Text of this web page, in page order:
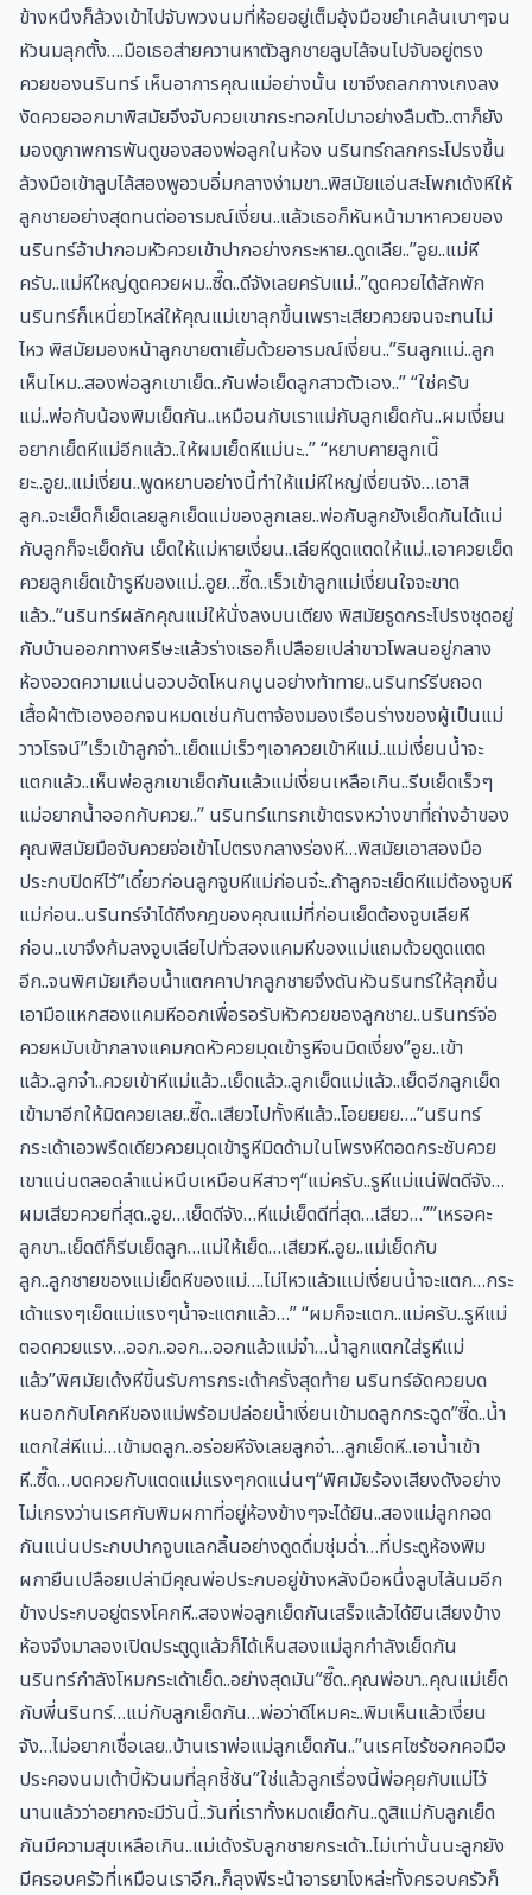
ข้างหนึงก็ล้วงเข้าไปจับพวงนมที่ห้อยอยู่เต็มอุ้งมือขยำเคล้นเบาๆจน
หัวนมลุกตั้ง….มือเธอส่ายควานหาตัวลูกชายลูบไล้จนไปจับอยู่ตรง
ควยของนรินทร์ เห็นอาการคุณแม่อย่างนั้น เขาจึงถลกกางเกงลง
งัดควยออกมาพิสมัยจึงจับควยเขากระทอกไปมาอย่างลืมตัว..ตาก็ยัง
มองดูภาพการพันตูของสองพ่อลูกในห้อง นรินทร์ถลกกระโปรงขึ้น
ล้วงมือเข้าลูบไล้สองพูอวบอิ่มกลางง่ามขา..พิสมัยแอ่นสะโพกเด้งหีให้
ลูกชายอย่างสุดทนต่ออารมณ์เงี่ยน..แล้วเธอก็หันหน้ามาหาควยของ
นรินทร์อ้าปากอมหัวควยเข้าปากอย่างกระหาย..ดูดเลีย..”อูย..แม่หี
ครับ..แม่หีใหญ่ดูดควยผม..ซี๊ด..ดีจังเลยครับแม่..”ดูดควยได้สักพัก
นรินทร์ก็เหนี่ยวไหล่ให้คุณแม่เขาลุกขึ้นเพราะเสียวควยจนจะทนไม่
ไหว พิสมัยมองหน้าลูกขายตาเยิ้มด้วยอารมณ์เงี่ยน..”รินลูกแม่..ลูก
เห็นไหม..สองพ่อลูกเขาเย็ด..กันพ่อเย็ดลูกสาวตัวเอง..” “ใช่ครับ
แม่..พ่อกับน้องพิมเย็ดกัน..เหมือนกับเราแม่กับลูกเย็ดกัน..ผมเงี่ยน
อยากเย็ดหีแม่อีกแล้ว..ให้ผมเย็ดหีแม่นะ..” “หยาบคายลูกเนี๊
ยะ..อูย..แม่เงี่ยน..พูดหยาบอย่างนี้ทำให้แม่หีใหญ่เงี่ยนจัง…เอาสิ
ลูก..จะเย็ดก็เย็ดเลยลูกเย็ดแม่ของลูกเลย..พ่อกับลูกยังเย็ดกันได้แม่
กับลูกก็จะเย็ดกัน เย็ดให้แม่หายเงี่ยน..เลียหีดูดแตดให้แม่..เอาควยเย็ด
ควยลูกเย็ดเข้ารูหีของแม่..อูย…ซี๊ด..เร็วเข้าลูกแม่เงี่ยนใจจะขาด
แล้ว..”นรินทร์ผลักคุณแม่ให้นั่งลงบนเตียง พิสมัยรูดกระโปรงชุดอยู่
กับบ้านออกทางศรีษะแล้วร่างเธอก็เปลือยเปล่าขาวโพลนอยู่กลาง
ห้องอวดความแน่นอวบอัดโหนกนูนอย่างท้าทาย..นรินทร์รีบถอด
เสื้อผ้าตัวเองออกจนหมดเช่นกันตาจ้องมองเรือนร่างของผู้เป็นแม่
วาวโรจน์”เร็วเข้าลูกจ๋า..เย็ดแม่เร็วๆเอาควยเข้าหีแม่..แม่เงี่ยนน้ำจะ
แตกแล้ว..เห็นพ่อลูกเขาเย็ดกันแล้วแม่เงี่ยนเหลือเกิน..รีบเย็ดเร็วๆ
แม่อยากน้ำออกกับควย..” นรินทร์แทรกเข้าตรงหว่างขาที่ถ่างอ้าของ
คุณพิสมัยมือจับควยจ่อเข้าไปตรงกลางร่องหี…พิสมัยเอาสองมือ
ประกบปิดหีไว้”เดี๋ยวก่อนลูกจูบหีแม่ก่อนจ๋ะ..ถ้าลูกจะเย็ดหีแม่ต้องจูบหี
แม่ก่อน..นรินทร์จำได้ถึงกฎของคุณแม่ที่ก่อนเย็ดต้องจูบเลียหี
ก่อน..เขาจึงก้มลงจูบเลียไปทั่วสองแคมหีของแม่แถมด้วยดูดแตด
อีก..จนพิศมัยเกือบน้ำแตกคาปากลูกชายจึงดันหัวนรินทร์ให้ลุกขึ้น
เอามือแหกสองแคมหีออกเพื่อรอรับหัวควยของลูกชาย..นรินทร์จ่อ
ควยหมับเข้ากลางแคมกดหัวควยมุดเข้ารูหีจนมิดเงี่ยง”อูย..เข้า
แล้ว..ลูกจ๋า..ควยเข้าหีแม่แล้ว..เย็ดแล้ว..ลูกเย็ดแม่แล้ว..เย็ดอีกลูกเย็ด
เข้ามาอีกให้มิดควยเลย..ซี๊ด..เสียวไปทั้งหีแล้ว..โอยยยย….”นรินทร์
กระเด้าเอวพรืดเดียวควยมุดเข้ารูหีมิดด้ามในโพรงหีตอดกระชับควย
เขาแน่นตลอดลำแน่หนึบเหมือนหีสาวๆ“แม่ครับ..รูหีแม่แน่ฟิตดีจัง…
ผมเสียวควยที่สุด..อูย…เย็ดดีจัง…หีแม่เย็ดดีที่สุด…เสียว…””เหรอคะ
ลูกขา..เย็ดดีก็รีบเย็ดลูก…แม่ให้เย็ด…เสียวหี..อูย..แม่เย็ดกับ
ลูก..ลูกชายของแม่เย็ดหีของแม่….ไม่ไหวแล้วแเม่เงี่ยนน้ำจะแตก…กระ
เด้าแรงๆเย็ดแม่แรงๆน้ำจะแตกแล้ว…” “ผมก็จะแตก..แม่ครับ..รูหีแม่
ตอดควยแรง…ออก..ออก…ออกแล้วแม่จ๋า…น้ำลูกแตกใส่รูหีแม่
แล้ว”พิศมัยเด้งหีขี้นรับการกระเด้าครั้งสุดท้าย นรินทร์อัดควยบด
หนอกกับโคกหีของแม่พร้อมปล่อยน้ำเงี่ยนเข้ามดลูกกระฉูด”ซี๊ด..น้ำ
แตกใส่หีแม่…เข้ามดลูก..อร่อยหีจังเลยลูกจ๋า…ลูกเย็ดหี..เอาน้ำเข้า
หี..ซี๊ด…บดควยกับแตดแม่แรงๆกดแน่นๆ“พิศมัยร้องเสียงดังอย่าง
ไม่เกรงว่านเรศกับพิมผกาที่อยู่ห้องข้างๆจะได้ยิน..สองแม่ลูกกอด
กันแน่นประกบปากจูบแลกลิ้นอย่างดูดดื่มชุ่มฉ่ำ…ที่ประตูห้องพิม
ผกายืนเปลือยเปล่ามีคุณพ่อประกบอยู่ข้างหลังมือหนึ่งลูบไล้นมอีก
ข้างประกบอยู่ตรงโคกหี..สองพ่อลูกเย็ดกันเสร็จแล้วได้ยินเสียงข้าง
ห้องจึงมาลองเปิดประตูดูแล้วก็ได้เห็นสองแม่ลูกกำลังเย็ดกัน
นรินทร์กำลังโหมกระเด้าเย็ด..อย่างสุดมัน”ซี๊ด..คุณพ่อขา..คุณแม่เย็ด
กับพี่นรินทร์…แม่กับลูกเย็ดกัน…พ่อว่าดีไหมคะ..พิมเห็นแล้วเงี่ยน
จัง…ไม่อยากเชื่อเลย..บ้านเราพ่อแม่ลูกเย็ดกัน..”นเรศไซร้ซอกคอมือ
ประคองนมเต้าบี้หัวนมที่ลุกชี้ชัน”ใช่แล้วลูกเรื่องนี้พ่อคุยกับแม่ไว้
นานแล้วว่าอยากจะมีวันนี้..วันที่เราทั้งหมดเย็ดกัน..ดูสิแม่กับลูกเย็ด
กันมีความสุขเหลือเกิน..แม่เด้งรับลูกชายกระเด้า..ไม่เท่านั้นนะลูกยัง
มีครอบครัวที่เหมือนเราอีก..ก็ลุงพีระน้าอารยาไงหล่ะทั้งครอบครัวก็